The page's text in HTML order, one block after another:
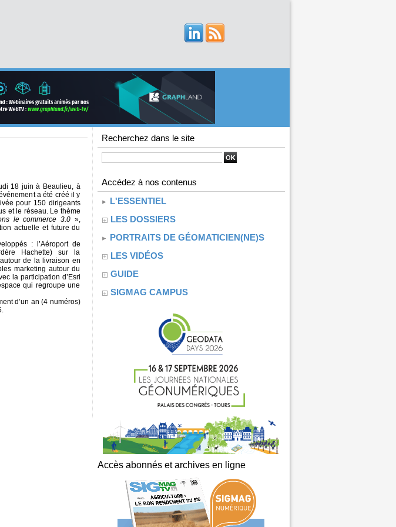
18 juin à Beaulieu, à
a été créé il y
pour 150 dirigeants
et le réseau. Le thème
le commerce 3.0»,
actuelle et future du
: l’Aéroport de
Hachette) sur la
de la livraison en
marketing autour du
la participation d’Esri
qui regroupe une
d’un an (4 numéros)
Recherchez dans le site
Accédez à nos contenus
L'ESSENTIEL
LES DOSSIERS
PORTRAITS DE GÉOMATICIEN(NE)S
LES VIDÉOS
GUIDE
SIGMAG CAMPUS
Accès abonnés et archives en ligne